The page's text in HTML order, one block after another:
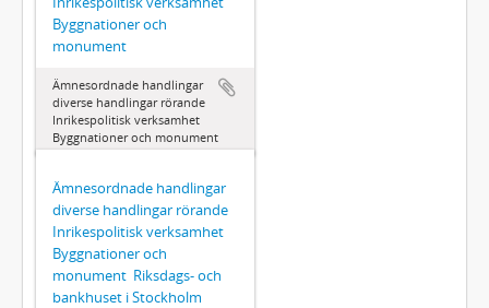
Byggnationer och
monument
Ämnesordnade handlingar 
diverse handlingar rörande
Inrikespolitisk verksamhet 
Byggnationer och monument
Ämnesordnade handlingar 
diverse handlingar rörande
Inrikespolitisk verksamhet 
Byggnationer och
monument  Riksdags- och
bankhuset i Stockholm